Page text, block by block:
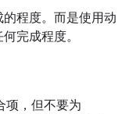
程度。而是使用动
完成程度。
项，但不要为